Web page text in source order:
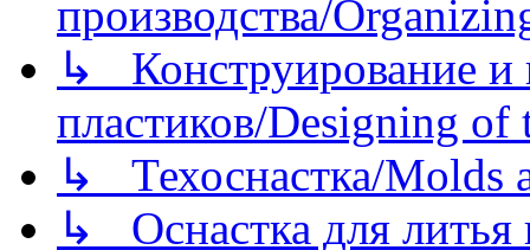
производства/
↳ Конструирование и
пластиков/Designing of
↳ Техоснастка/Molds
↳ Оснастка для литья